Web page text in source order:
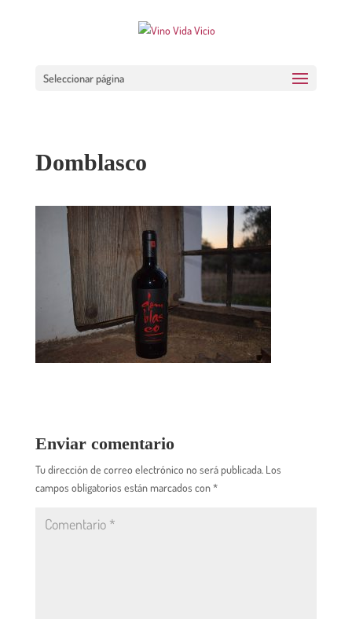
Seleccionar página
Domblasco
Enviar comentario
Tu dirección de correo electrónico no será publicada. Los
campos obligatorios están marcados con*